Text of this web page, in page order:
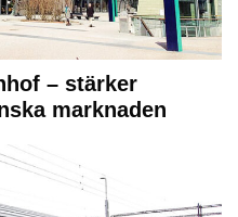
– stärker
marknaden